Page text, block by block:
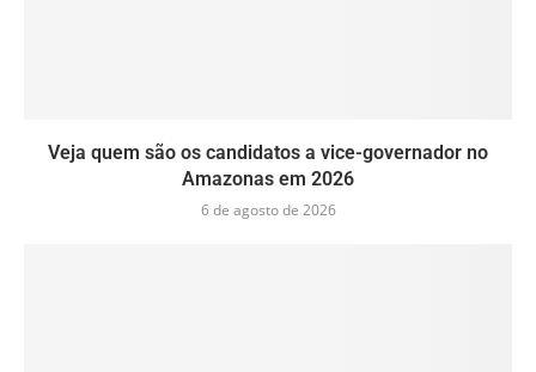
Veja quem são os candidatos a vice-governador no
Amazonas em 2026
6 de agosto de 2026